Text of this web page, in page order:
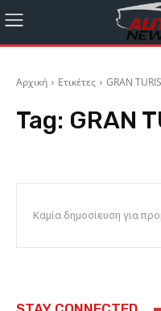
Αρχική Ετικέτες GRAN
Tag: GRAN
Καμία δημοσίευση για